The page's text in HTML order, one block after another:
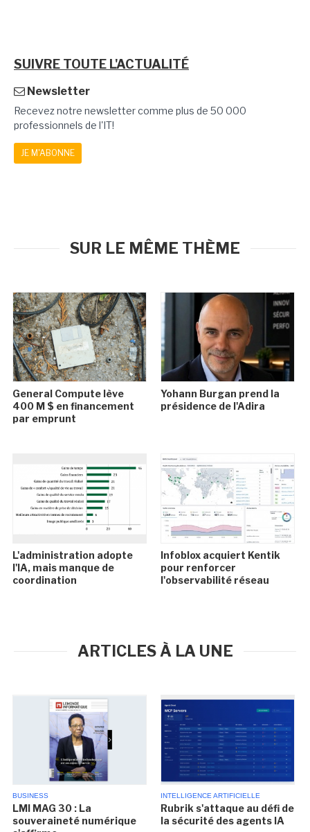
SUIVRE TOUTE L'ACTUALITÉ
Newsletter
Recevez notre newsletter comme plus de 50 000
professionnels de l'IT!
JE M'ABONNE
SUR LE MÊME THÈME
General Compute lève
400 M $ en financement
par emprunt
Yohann Burgan prend la
présidence de l'Adira
L'administration adopte
l'IA, mais manque de
coordination
Infoblox acquiert Kentik
pour renforcer
l'observabilité réseau
ARTICLES À LA UNE
BUSINESS
LMI MAG 30 : La
souveraineté numérique
INTELLIGENCE ARTIFICIELLE
Rubrik s'attaque au défi de
la sécurité des agents IA